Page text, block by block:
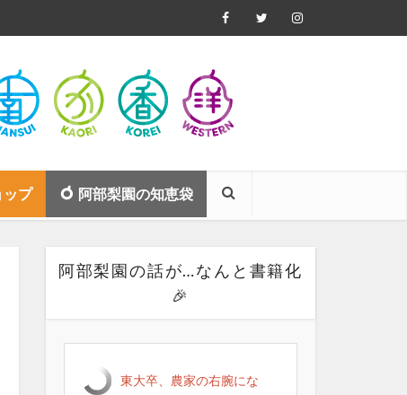
ップ 阿部梨園の知恵袋
阿部梨園の話が…なんと書籍化
🎉
東大卒、農家の右腕にな